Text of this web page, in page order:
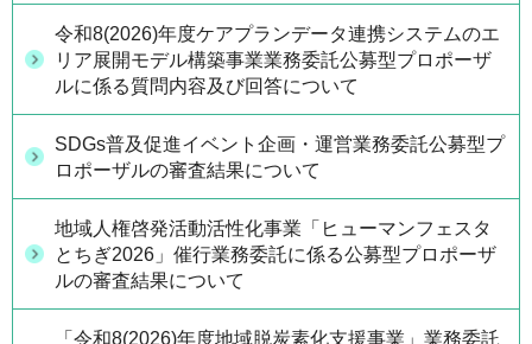
令和8(2026)年度ケアプランデータ連携システムのエ
リア展開モデル構築事業業務委託公募型プロポーザ
ルに係る質問内容及び回答について
SDGs普及促進イベント企画・運営業務委託公募型プ
ロポーザルの審査結果について
地域人権啓発活動活性化事業「ヒューマンフェスタ
とちぎ2026」催行業務委託に係る公募型プロポーザ
ルの審査結果について
「令和8(2026)年度地域脱炭素化支援事業」業務委託